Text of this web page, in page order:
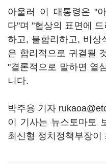
아울러 이 대통령은 "
다"며 "협상의 표면에
하고, 불합리하고, 비상
은 합리적으로 귀결될
"결론적으로 말하면 열
니다.
박주용 기자
이 기사는 뉴스토마토
최신형 정치정책부장이